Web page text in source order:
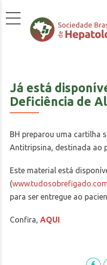
Já está
Deficiência de
BH preparou uma cartilha
Antitripsina, destinada ao
Este material está
(
para ser entregue ao
Confira, AQUI